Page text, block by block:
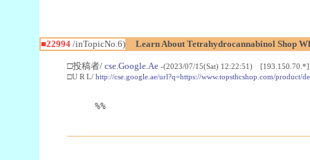
■22994/inTopicNo.6) Learn About Tetrahydrocannabinol Shop
□投稿者/ cse.Google.Ae -(2023/07/15(Sat) 12:22:51) [193.150.70.*]
□U R L/ http://cse.google.ae/url?q=https://www.topsthcshop.com/
%%